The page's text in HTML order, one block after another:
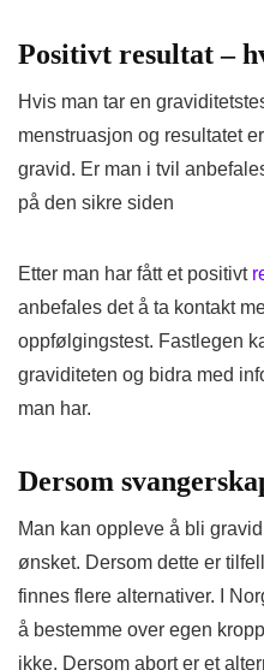
Positivt resultat –
Hvis man tar en
menstruasjon og resultatet
gravid. Er man i tvil
på den sikre siden
Etter man har fått et positivt
anbefales det å ta kontakt
oppfølgingstest. Fastlegen
graviditeten og bidra med
man har.
Dersom
Man kan oppleve å bli
ønsket. Dersom dette er
finnes flere alternativer. I
å bestemme over egen
ikke. Dersom abort er et